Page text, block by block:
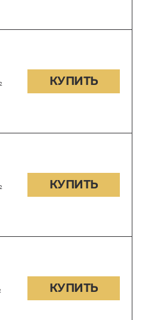
КУПИТЬ
КУПИТЬ
КУПИТЬ